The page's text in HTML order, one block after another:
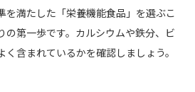
を満たした「栄養機能食品」を選ぶこ
の第一歩です。カルシウムや鉄分、ビ
含まれているかを確認しましょう。